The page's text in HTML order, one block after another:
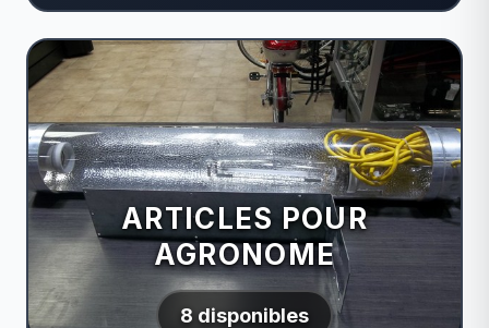
ARTICLES POUR
AGRONOME
8 disponibles